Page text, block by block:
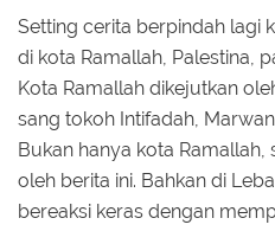
Setting cerita berpindah lagi
di kota Ramallah, Palestina,
Kota Ramallah dikejutkan
sang tokoh Intifadah,
Bukan hanya kota
oleh berita ini. Bahkan di
bereaksi keras dengan